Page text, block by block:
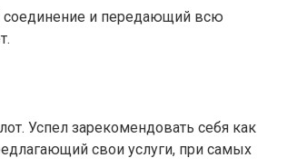
соединение и передающий всю
Успел зарекомендовать себя как
свои услуги, при самых